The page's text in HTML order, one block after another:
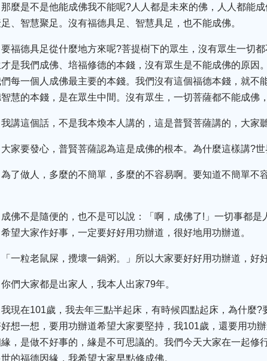
那麼是不是他能成佛我不能呢?人人都是未來的佛，人人都能
、智慧聚足。沒有福德具足、智慧具足，也不能成佛。
要福德具足從什麼地方來呢?菩提樹下的眾生，沒有眾生一切
是我們成佛、培福修德的本錢，沒有眾生是不能成佛的原
每一個人成佛最主要的本錢。我們沒有這個福德本錢，就
慧的本錢，是在眾生中間。沒有眾生，一切菩薩都不能成佛
我講這個話，不是我本煥本人講的，這是普賢菩薩講的，大家聽
大家要發心，普賢菩薩認為這是成佛的根本。為什麼這樣講?
為了做人，多麼的不簡單，多麼的不容易啊。要知道不簡單
成佛不是隨便的，也不是可以說：「啊，成佛了!」一切事都
望大家作好事，一定要好好用功辦道，很好地用功辦道。
「一粒老鼠屎，攪壞一鍋粥。」所以大家要好好用功辦道，好
你們大家都是出家人，我本人出家79年。
我現在101歲，我去年三點半起床，有時候四點起床，為什麼
想一想，要用功辦道希望大家要堅持，我101歲，還要用功
，是做不好事的，緣是不可思議的。我們今天大家在一起
的福德因緣，我希望大家早點修成佛。